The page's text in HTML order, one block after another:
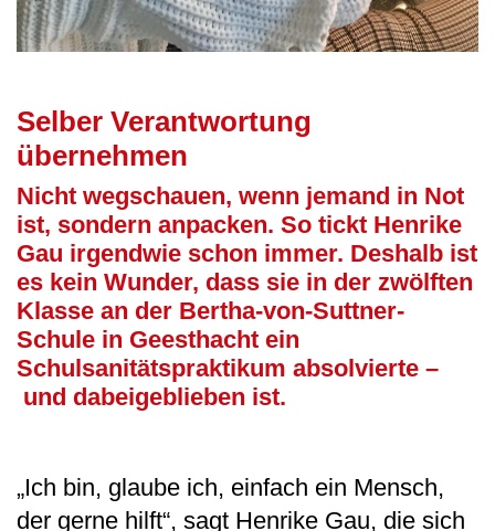
Selber Verantwortung
übernehmen
Nicht wegschauen, wenn jemand in Not
ist, sondern anpacken. So tickt Henrike
Gau irgendwie schon immer. Deshalb ist
es kein Wunder, dass sie in der zwölften
Klasse an der Bertha-von-Suttner-
Schule in Geesthacht ein
Schulsanitätspraktikum absolvierte –
und dabeigeblieben ist.
„Ich bin, glaube ich, einfach ein Mensch,
der gerne hilft“, sagt Henrike Gau, die sich